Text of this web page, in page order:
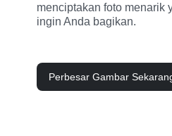
menciptakan foto menarik
ingin Anda bagikan.
Perbesar Gambar